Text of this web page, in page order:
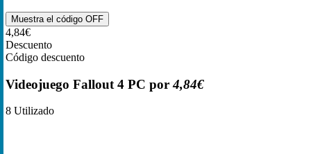
Muestra el código OFF
4,84€
Descuento
Código descuento
Videojuego Fallout 4 PC por4,84€
8 Utilizado